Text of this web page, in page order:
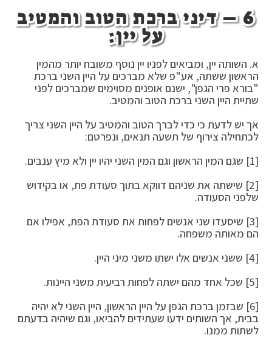
6 – דיני ברכת הטוב והמטיב
על יין:
א. השותה יין, ומביאים לפניו יין נוסף משובח יותר מהמין
הראשון ששתה, אע"פ שלא מברכים על היין השני ברכת
"בורא פרי הגפן", ישנם אופנים מסוימים שמברכים לפני
שתיית היין השני ברכת הטוב והמטיב.
אך יש לדעת כי כדי לברך הטוב והמטיב על היין השני צריך
לכתחילה צירוף של תשעה תנאים, ונפרטם:
[1] שגם המין הראשון וגם המין השני יהיו יין ולא מיץ ענבים.
[2] שישתה את שניהם דווקא בתוך סעודת פת, או בקידוש
שלפני הסעודה.
[3] שיסעדו שני אנשים לפחות את סעודת הפת, אפילו אם
הם מאותה משפחה.
[4] ששני אנשים אלו ישתו משני מיני היין.
[5] שכל אחד מהם ישתה לפחות רביעית משני היינות.
[6] שבזמן ברכת הגפן על היין הראשון, היין השני לא יהיה
בבית, אך השותים ידעו שעתידים להביאו, וגם שיהיה בדעתם
לשתות ממנו.